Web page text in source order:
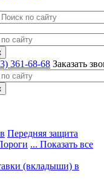
361-68-68 Заказать
Передняя защита
... Показать все
(вкладыши) в